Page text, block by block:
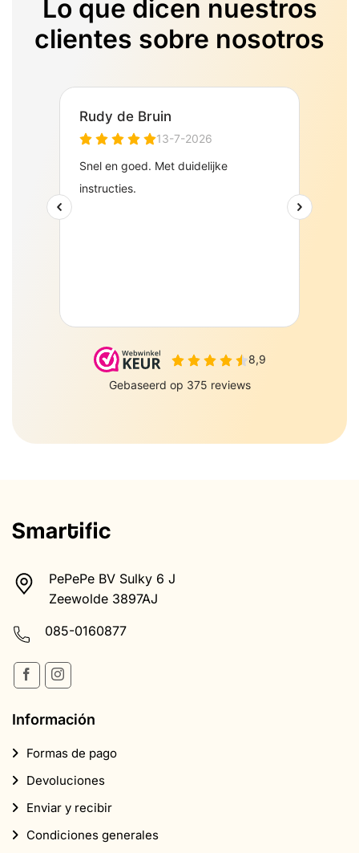
Lo que dicen nuestros
clientes sobre nosotros
PePePe BV Sulky 6 J
Zeewolde 3897AJ
085-0160877
Información
Formas de pago
Devoluciones
Enviar y recibir
Condiciones generales